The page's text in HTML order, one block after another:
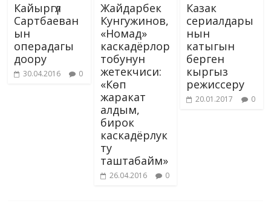
Кайыргүл
Сартбаеван
ын
операдагы
доору
30.04.2016 0
Жайдарбек
Кунгужинов,
«Номад»
каскадёрлор
тобунун
жетекчиси:
«Көп
жаракат
алдым,
бирок
каскадёрлук
ту
таштабайм»
26.04.2016 0
Казак
сериалдары
нын
катыгын
берген
кыргыз
режиссеру
20.01.2017 0